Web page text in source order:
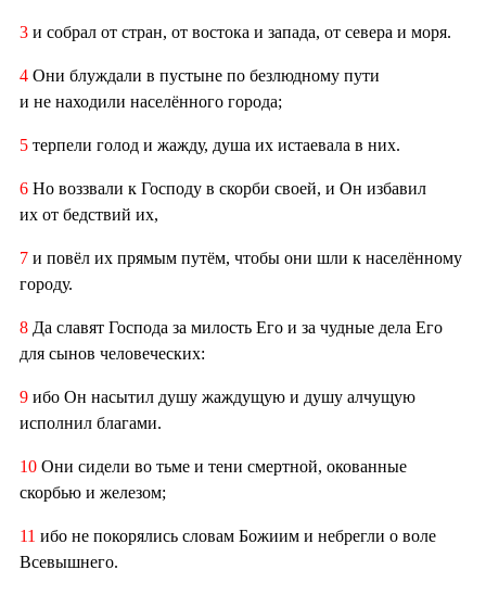
3 и собрал от стран, от востока и запада, от севера и моря.
4 Они блуждали в пустыне по безлюдному пути
и не находили населённого города;
5 терпели голод и жажду, душа их истаевала в них.
6 Но воззвали к Господу в скорби своей, и Он избавил
их от бедствий их,
7 и повёл их прямым путём, чтобы они шли к населённому
городу.
8 Да славят Господа за милость Его и за чудные дела Его
для сынов человеческих:
9 ибо Он насытил душу жаждущую и душу алчущую
исполнил благами.
10 Они сидели во тьме и тени смертной, окованные
скорбью и железом;
11 ибо не покорялись словам Божиим и небрегли о воле
Всевышнего.